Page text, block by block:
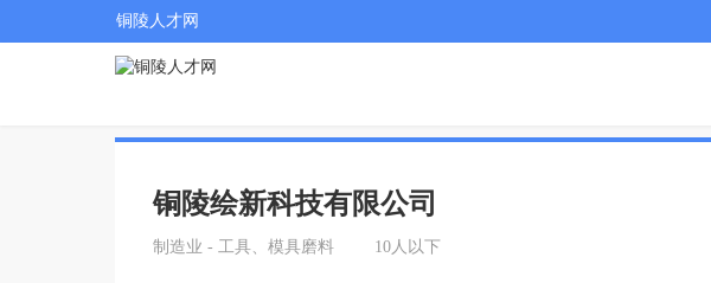
铜陵人才网
铜陵绘新科技有限公司
制造业 - 工具、模具磨料 10人以下